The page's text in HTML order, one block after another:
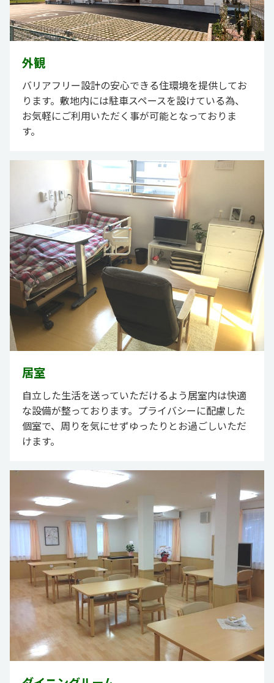
外観
バリアフリー設計の安心できる住環境を提供してお
ります。敷地内には駐車スペースを設けている為、
お気軽にご利用いただく事が可能となっておりま
す。
居室
自立した生活を送っていただけるよう居室内は快適
な設備が整っております。プライバシーに配慮した
個室で、周りを気にせずゆったりとお過ごしいただ
けます。